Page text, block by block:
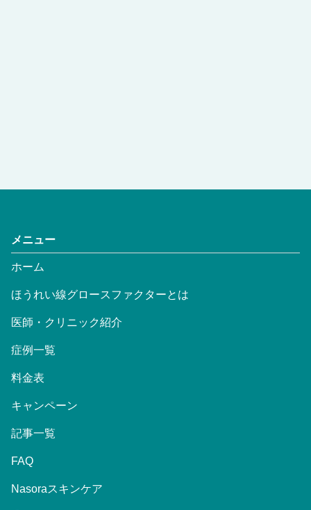
メニュー
ホーム
ほうれい線グロースファクターとは
医師・クリニック紹介
症例一覧
料金表
キャンペーン
記事一覧
FAQ
Nasoraスキンケア